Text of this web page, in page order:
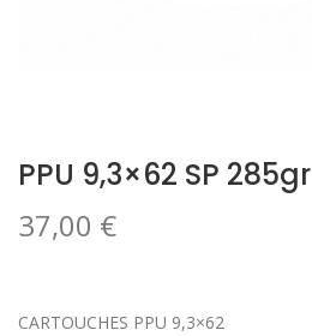
PPU 9,3×62 SP 285gr
37,00 €
CARTOUCHES PPU 9,3×62